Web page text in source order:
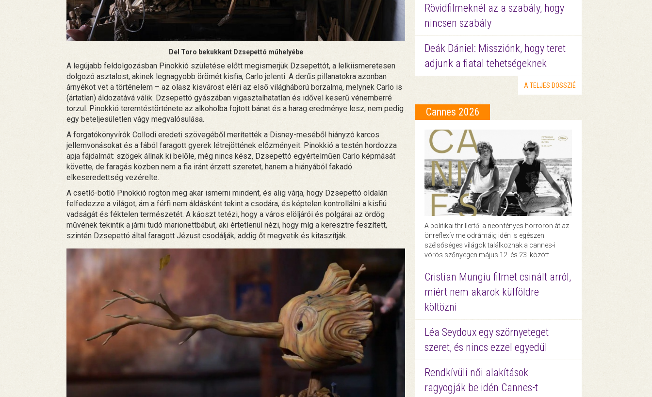
Del Toro bekukkant Dzsepettó műhelyébe
A legújabb feldolgozásban Pinokkió születése előtt megismerjük Dzsepettót, a lelkiismeretesen
dolgozó asztalost, akinek legnagyobb örömét kisfia, Carlo jelenti. A derűs pillanatokra azonban
árnyékot vet a történelem – az olasz kisvárost eléri az első világháború borzalma, melynek Carlo is
(ártatlan) áldozatává válik. Dzsepettó gyászában vigasztalhatatlan és idővel keserű vénemberré
torzul. Pinokkió teremtéstörténete az alkoholba fojtott bánat és a harag eredménye lesz, nem pedig
egy beteljesületlen vágy megvalósulása.
A forgatókönyvírók Collodi eredeti szövegéből merítették a Disney-meséből hiányzó karcos
jellemvonásokat és a fából faragott gyerek létrejöttének előzményeit. Pinokkió a testén hordozza
apja fájdalmát: szögek állnak ki belőle, még nincs kész, Dzsepettó egyértelműen Carlo képmását
követte, de faragás közben nem a fia iránt érzett szeretet, hanem a hiányából fakadó
elkeseredettség vezérelte.
A csetlő-botló Pinokkió rögtön meg akar ismerni mindent, és alig várja, hogy Dzsepettó oldalán
felfedezze a világot, ám a férfi nem áldásként tekint a csodára, és képtelen kontrollálni a kisfiú
vadságát és féktelen természetét. A káoszt tetézi, hogy a város elöljárói és polgárai az ördög
művének tekintik a járni tudó marionettbábut, aki értetlenül nézi, hogy míg a keresztre feszített,
szintén Dzsepettó által faragott Jézust csodálják, addig őt megvetik és kitaszítják.
Rövidfilmeknél az a szabály, hogy
nincsen szabály
Deák Dániel: Missziónk, hogy teret
adjunk a fiatal tehetségeknek
A TELJES DOSSZIÉ
Cannes 2026
A politikai thrillertől a neonfényes horroron át az
önreflexív melodrámáig idén is egészen
szélsőséges világok találkoznak a cannes-i
vörös szőnyegen május 12. és 23. között.
Cristian Mungiu filmet csinált arról,
miért nem akarok külföldre
költözni
Léa Seydoux egy szörnyeteget
szeret, és nincs ezzel egyedül
Rendkívüli női alakítások
ragyogják be idén Cannes-t